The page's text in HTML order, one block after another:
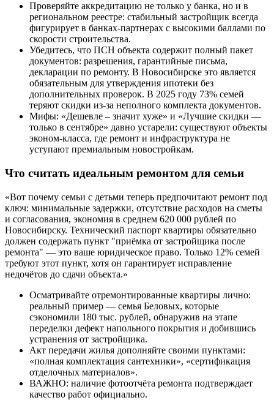
Проверяйте аккредитацию не только у банка, но и в
региональном реестре: стабильный застройщик всегда
фигурирует в банках-партнерах с высокими баллами по
скорости строительства.
Убедитесь, что ПСН объекта содержит полный пакет
документов: разрешения, гарантийные письма,
декларации по ремонту. В Новосибирске это является
обязательным для утверждения ипотеки без
дополнительных проверок. В 2025 году 73% семей
теряют скидки из-за неполного комплекта документов.
Мифы: «Дешевле – значит хуже» и «Лучшие скидки —
только в сентябре» давно устарели: существуют объекты
эконом-класса, где ремонт и инфраструктура не
уступают премиальным новостройкам.
Что считать идеальным ремонтом для семьи
«Вот почему семьи с детьми теперь предпочитают ремонт под
ключ: минимальные задержки, отсутствие расходов на сметы
и согласования, экономия в среднем 620 000 рублей по
Новосибирску. Технический паспорт квартиры обязательно
должен содержать пункт "приёмка от застройщика после
ремонта" — это ваше юридическое право. Только 12% семей
требуют этот пункт, хотя он гарантирует исправление
недочётов до сдачи объекта.»
Осматривайте отремонтированные квартиры лично:
реальный пример — семья Беловых, которые
сэкономили 180 тыс. рублей, обнаружив на этапе
переделки дефект напольного покрытия и добившись
устранения от застройщика.
Акт передачи жилья дополняйте своими пунктами:
«полная комплектация сантехники», «сертификация
отделочных материалов».
ВАЖНО: наличие фотоотчёта ремонта подтверждает
качество работ официально.